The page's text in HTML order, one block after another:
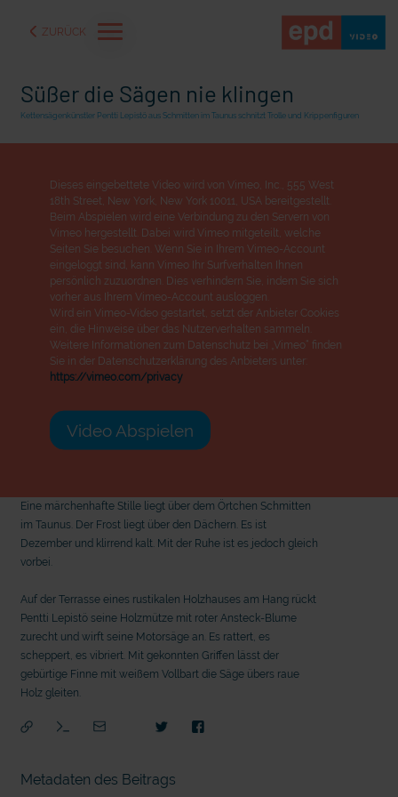
ZURÜCK
Seen und Flüssen
Seelsorge für Trucker: "Könige der Landstraße" oder
Süßer die Sägen nie klingen
Kettensägenkünstler Pentti Lepistö aus Schmitten im Taunus schnitzt Trolle und Krippenfiguren
Dieses eingebettete Video wird von Vimeo, Inc., 555 West
18th Street, New York, New York 10011, USA bereitgestellt.
Beim Abspielen wird eine Verbindung zu den Servern von
Vimeo hergestellt. Dabei wird Vimeo mitgeteilt, welche
Seiten Sie besuchen. Wenn Sie in Ihrem Vimeo-Account
eingeloggt sind, kann Vimeo Ihr Surfverhalten Ihnen
persönlich zuzuordnen. Dies verhindern Sie, indem Sie sich
vorher aus Ihrem Vimeo-Account ausloggen.
Wird ein Vimeo-Video gestartet, setzt der Anbieter Cookies
ein, die Hinweise über das Nutzerverhalten sammeln.
Weitere Informationen zum Datenschutz bei „Vimeo“ finden
Sie in der Datenschutzerklärung des Anbieters unter:
https://vimeo.com/privacy
Video Abspielen
Eine märchenhafte Stille liegt über dem Örtchen Schmitten
im Taunus. Der Frost liegt über den Dächern. Es ist
Dezember und klirrend kalt. Mit der Ruhe ist es jedoch gleich
vorbei.
Auf der Terrasse eines rustikalen Holzhauses am Hang rückt
Pentti Lepistö seine Holzmütze mit roter Ansteck-Blume
zurecht und wirft seine Motorsäge an. Es rattert, es
scheppert, es vibriert. Mit gekonnten Griffen lässt der
gebürtige Finne mit weißem Vollbart die Säge übers raue
Holz gleiten.
Metadaten des Beitrags